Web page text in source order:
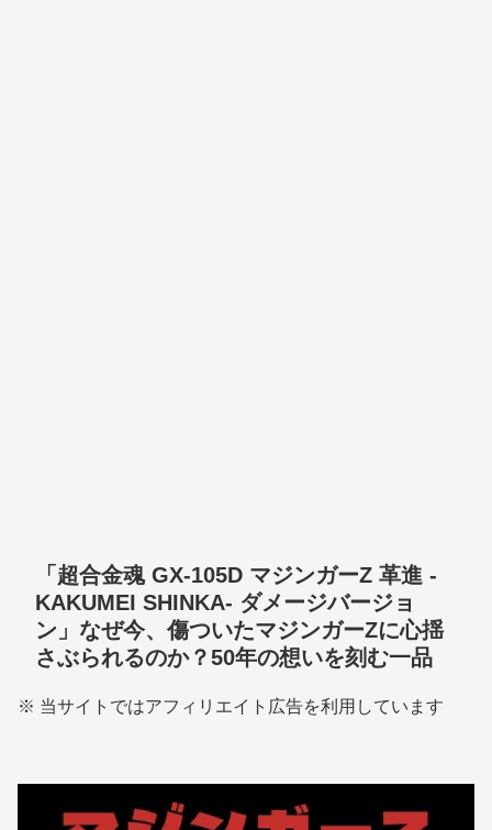
「超合金魂 GX-105D マジンガーZ 革進 -
KAKUMEI SHINKA- ダメージバージョ
ン」なぜ今、傷ついたマジンガーZに心揺
さぶられるのか？50年の想いを刻む一品
※ 当サイトではアフィリエイト広告を利用しています